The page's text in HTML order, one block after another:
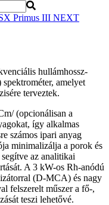
Primus III NEXT
hullámhossz-
amelyet
terveztek.
(opcionálisan a
így alkalmas
számos ipari anyag
minimalizálja a porok és
az analitikai
A 3 kW-os Rh-anódú
(D-MCA) és nagy
felszerelt műszer a fő-,
teszi lehetővé.